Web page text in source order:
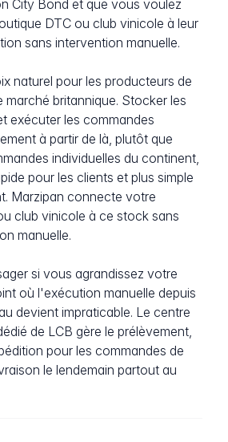
City Bond et que vous voulez
DTC ou club vinicole à leur
sans intervention manuelle.
naturel pour les producteurs de
marché britannique. Stocker les
exécuter les commandes
à partir de là, plutôt que
individuelles du continent,
pour les clients et plus simple
Marzipan connecte votre
club vinicole à ce stock sans
manuelle.
si vous agrandissez votre
où l'exécution manuelle depuis
devient impraticable. Le centre
de LCB gère le prélèvement,
pour les commandes de
le lendemain partout au